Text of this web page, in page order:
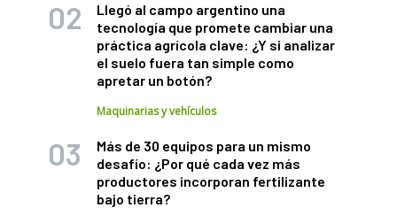
Llegó al campo argentino una
tecnología que promete cambiar una
práctica agrícola clave: ¿Y si analizar
el suelo fuera tan simple como
apretar un botón?
Maquinarias y vehículos
Más de 30 equipos para un mismo
desafío: ¿Por qué cada vez más
productores incorporan fertilizante
bajo tierra?